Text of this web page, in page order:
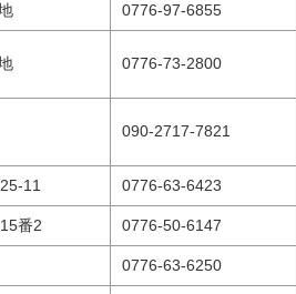
0776-97-6855
0776-73-2800
090-2717-7821
11 0776-63-6423
番2 0776-50-6147
0776-63-6250